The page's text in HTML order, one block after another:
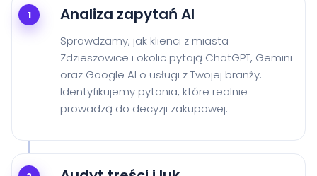
1 Analiza zapytań AI
Sprawdzamy, jak klienci z miasta
Zdzieszowice i okolic pytają ChatGPT, Gemini
oraz Google AI o usługi z Twojej branży.
Identyfikujemy pytania, które realnie
prowadzą do decyzji zakupowej.